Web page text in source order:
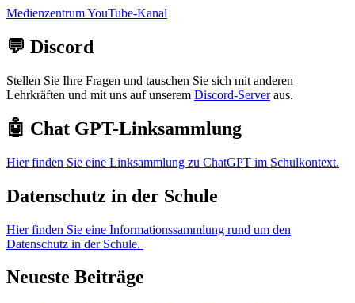
Medienzentrum YouTube-Kanal
💬 Discord
Stellen Sie Ihre Fragen und tauschen Sie sich mit anderen
Lehrkräften und mit uns auf unserem Discord-Serveraus.
🤖 Chat GPT-Linksammlung
Hier finden Sie eine Linksammlung zu ChatGPT im Schulkontext.
Datenschutz in der Schule
Hier finden Sie eine Informationssammlung rund um den
Datenschutz in der Schule.
Neueste Beiträge